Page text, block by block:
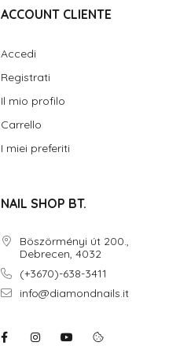
ACCOUNT CLIENTE
Accedi
Registrati
Il mio profilo
Carrello
I miei preferiti
NAIL SHOP BT.
Böszörményi út 200.,
Debrecen, 4032
(+3670)-638-3411
info@diamondnails.it